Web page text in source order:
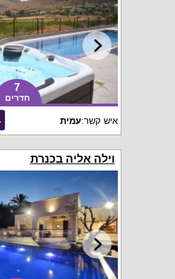
7
חדרים
איש קשר:עמית
וילה אליה בכנרת